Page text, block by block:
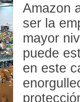
Amazon
ser la
mayor
puede
en este